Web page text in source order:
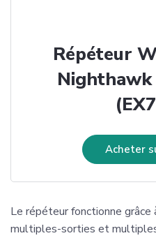
Répéteur
Acheter
Le répéteur fonctionne grâce
multiples-sorties et